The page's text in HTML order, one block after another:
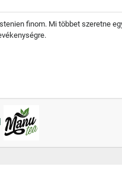
finom. Mi többet szeretne